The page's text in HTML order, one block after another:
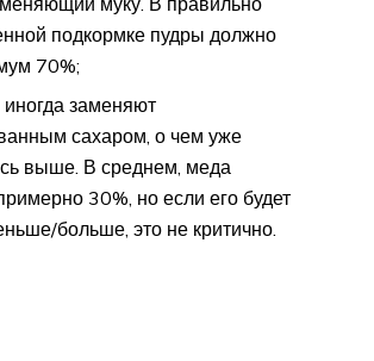
подкормке пудры должно
70%;
иногда заменяют
сахаром, о чем уже
выше. В среднем, меда
30%, но если его будет
больше, это не критично.